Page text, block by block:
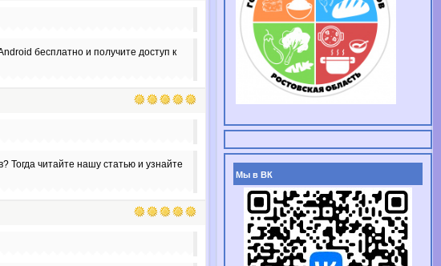
бесплатно и получите доступ к
Тогда читайте нашу статью и узнайте
Мы в ВК